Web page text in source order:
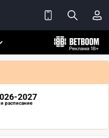
2027
расписание